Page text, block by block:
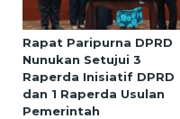
Rapat Paripurna DPRD
Nunukan Setujui 3
Raperda Inisiatif DPRD
dan 1 Raperda Usulan
Pemerintah